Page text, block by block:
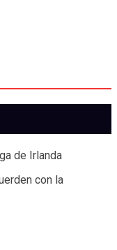
de Irlanda
con la